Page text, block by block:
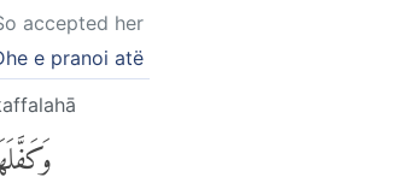
accepted her
e pranoi atë